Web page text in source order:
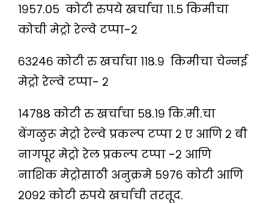
१९५७.०५ कोटी रुपये खर्चाचा ११.५ किमीचा
कोची मेट्रो रेल्वे टप्पा-२
६३२४६ कोटी रु खर्चाचा ११८.९ किमीचा चेन्नई
मेट्रो रेल्वे टप्पा- २
१४७८८ कोटी रु खर्चाचा ५८.१९ कि.मी.चा
बेंगळुरू मेट्रो रेल्वे प्रकल्प टप्पा २ ए आणि २ बी
नागपूर मेट्रो रेल प्रकल्प टप्पा -२ आणि
नाशिक मेट्रोसाठी अनुक्रमे ५९७६ कोटी आणि
२०९२ कोटी रुपये खर्चाची तरतूद.